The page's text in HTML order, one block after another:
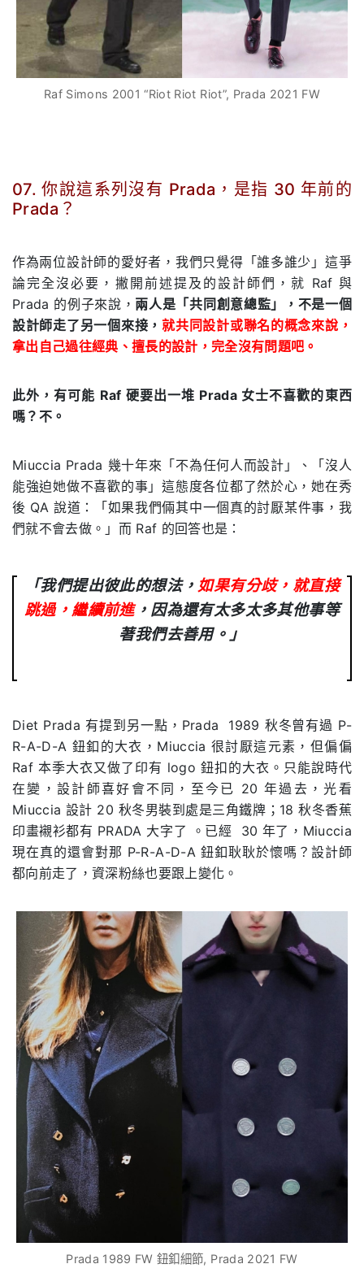
Raf Simons 2001 “Riot Riot Riot”, Prada 2021 FW
07. 你說這系列沒有 Prada，是指 30 年前的
Prada？
作為兩位設計師的愛好者，我們只覺得「誰多誰少」這爭
論完全沒必要，撇開前述提及的設計師們，就 Raf 與
Prada 的例子來說， 兩人是「共同創意總監」，不是一個
設計師走了另一個來接，就共同設計或聯名的概念來說，
拿出自己過往經典、擅長的設計，完全沒有問題吧。
此外，有可能 Raf 硬要出一堆 Prada 女士不喜歡的東西
嗎？不。
Miuccia Prada 幾十年來「不為任何人而設計」、「沒人
能強迫她做不喜歡的事」這態度各位都了然於心，她在秀
後 QA 說道：「如果我們倆其中一個真的討厭某件事，我
們就不會去做。」而 Raf 的回答也是：
「我們提出彼此的想法，如果有分歧，就直接
跳過，繼續前進，因為還有太多太多其他事等
著我們去善用。」
Diet Prada 有提到另一點，Prada 1989 秋冬曾有過 P-
R-A-D-A 鈕釦的大衣，Miuccia 很討厭這元素，但偏偏
Raf 本季大衣又做了印有 logo 鈕扣的大衣。只能說時代
在變，設計師喜好會不同，至今已 20 年過去，光看
Miuccia 設計 20 秋冬男裝到處是三角鐵牌；18 秋冬香蕉
印畫襯衫都有 PRADA 大字了 。已經 30 年了，Miuccia
現在真的還會對那 P-R-A-D-A 鈕釦耿耿於懷嗎？設計師
都向前走了，資深粉絲也要跟上變化。
Prada 1989 FW 鈕釦細節, Prada 2021 FW